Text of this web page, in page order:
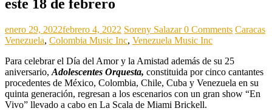
este 18 de febrero
enero 29, 2022febrero 4, 2022 Soreny Salazar0 Comments Caracas
Venezuela, Colombia Music Inc, Venezuela Music Inc
Para celebrar el Día del Amor y la Amistad además de su 25
aniversario, Adolescentes Orquesta, constituida por cinco cantantes
procedentes de México, Colombia, Chile, Cuba y Venezuela en su
quinta generación, regresan a los escenarios con un gran show “En
Vivo” llevado a cabo en La Scala de Miami Brickell.